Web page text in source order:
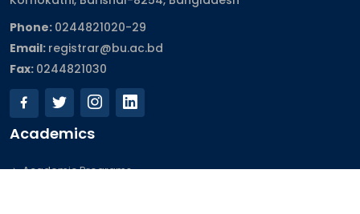
Phone: 0244821020‬-29
Email: registrar@bu.ac.bd
Fax: 0244821030
Academics
Academic Programs